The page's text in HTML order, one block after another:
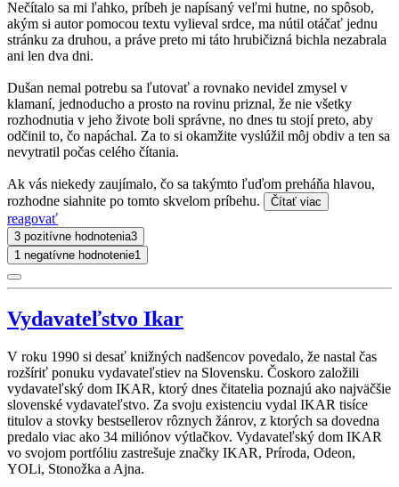
Nečítalo sa mi ľahko, príbeh je napísaný veľmi hutne, no spôsob,
akým si autor pomocou textu vylieval srdce, ma nútil otáčať jednu
stránku za druhou, a práve preto mi táto hrubičizná bichla nezabrala
ani len dva dni.
Dušan nemal potrebu sa ľutovať a rovnako nevidel zmysel v
klamaní, jednoducho a prosto na rovinu priznal, že nie všetky
rozhodnutia v jeho živote boli správne, no dnes tu stojí preto, aby
odčinil to, čo napáchal. Za to si okamžite vyslúžil môj obdiv a ten sa
nevytratil počas celého čítania.
Ak vás niekedy zaujímalo, čo sa takýmto ľuďom preháňa hlavou,
rozhodne siahnite po tomto skvelom príbehu.
Čítať viac
reagovať
3 pozitívne hodnotenia3
1 negatívne hodnotenie1
Vydavateľstvo Ikar
V roku 1990 si desať knižných nadšencov povedalo, že nastal čas
rozšíriť ponuku vydavateľstiev na Slovensku. Čoskoro založili
vydavateľský dom IKAR, ktorý dnes čitatelia poznajú ako najväčšie
slovenské vydavateľstvo. Za svoju existenciu vydal IKAR tisíce
titulov a stovky bestsellerov rôznych žánrov, z ktorých sa dovedna
predalo viac ako 34 miliónov výtlačkov. Vydavateľský dom IKAR
vo svojom portfóliu zastrešuje značky IKAR, Príroda, Odeon,
YOLi, Stonožka a Ajna.